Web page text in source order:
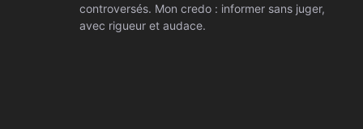
controversés. Mon credo : informer sans juger,
avec rigueur et audace.